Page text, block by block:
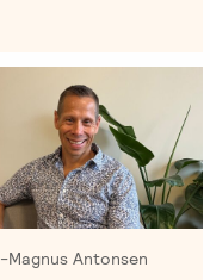
Magnus Antonsen